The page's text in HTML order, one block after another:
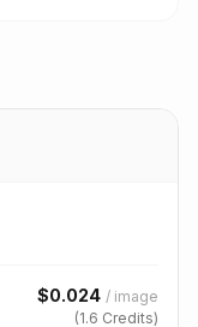
$0.024 / image
(1.6 Credits)